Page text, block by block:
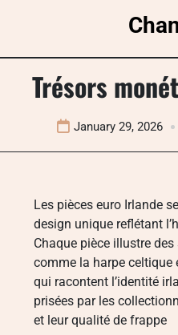
Trésors
January 29, 2026
Les pièces euro Irlande
design unique reflétant
Chaque pièce illustre
comme la harpe
qui racontent l’identité
prisées par les
et leur qualité de frappe